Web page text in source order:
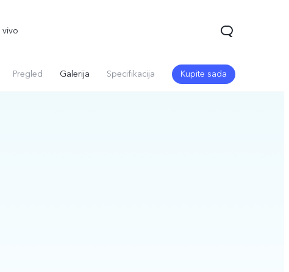
vivo
Pregled Galerija Specifikacija Kupite sada